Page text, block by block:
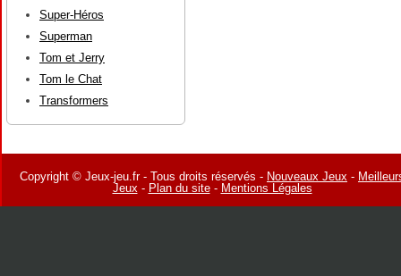
Super-Héros
Superman
Tom et Jerry
Tom le Chat
Transformers
Copyright © Jeux-jeu.fr - Tous droits réservés - Nouveaux Jeux -
Jeux- Plan du site- Mentions Légales